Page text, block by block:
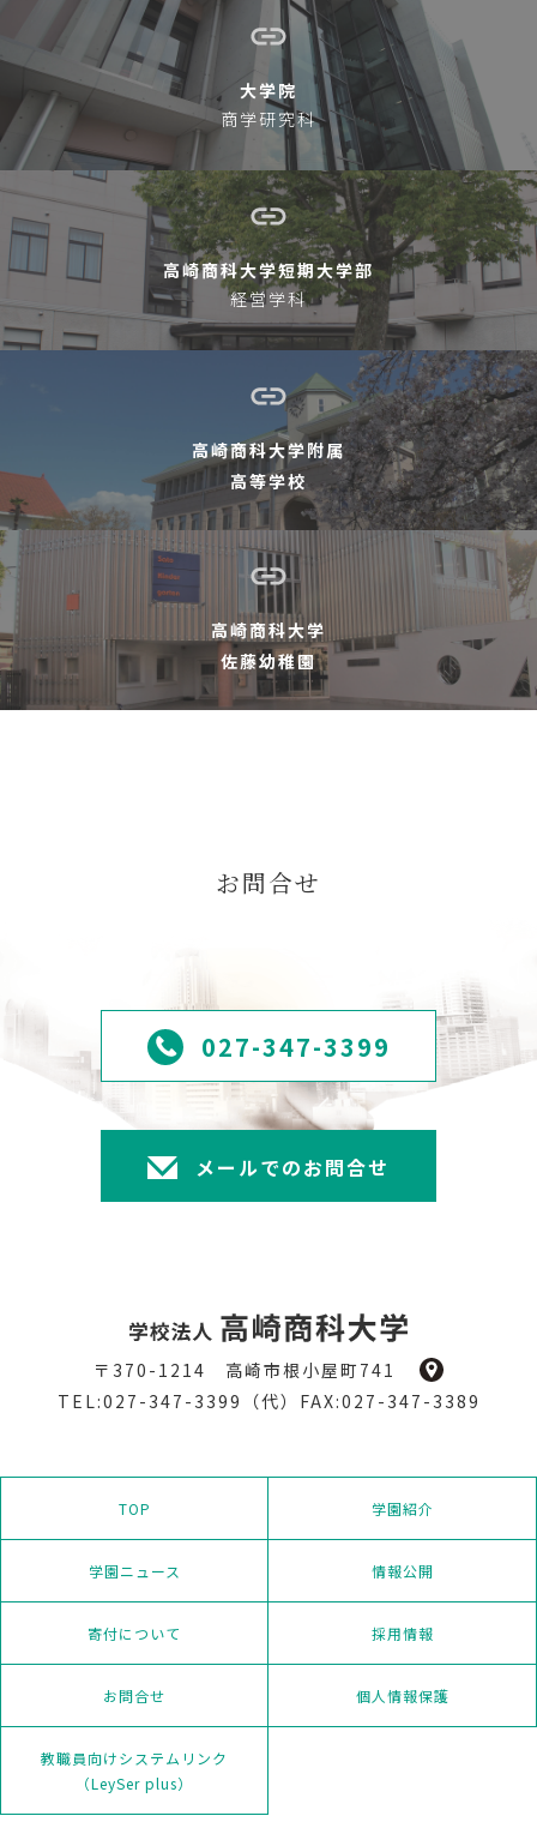
大学院
商学研究科
高崎商科大学短期大学部
経営学科
高崎商科大学附属
高等学校
高崎商科大学
佐藤幼稚園
お問合せ
027-347-3399
メールでのお問合せ
〒370-1214 高崎市根小屋町741
TEL:027-347-3399（代）FAX:027-347-3389
TOP 学園紹介
学園ニュース 情報公開
寄付について 採用情報
お問合せ 個人情報保護
教職員向けシステムリンク
（LeySer plus）